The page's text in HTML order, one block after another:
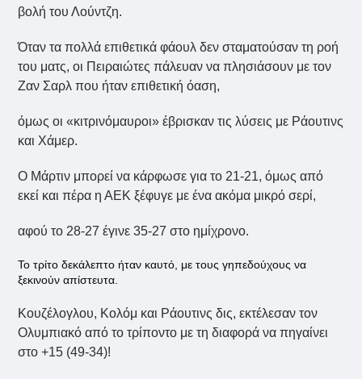
βολή του Λούντζη.
Όταν τα πολλά επιθετικά φάουλ δεν σταματούσαν τη ροή
του ματς, οι Πειραιώτες πάλευαν να πλησιάσουν με τον
Ζαν Σαρλ που ήταν επιθετική όαση,
όμως οι «κιτρινόμαυροι» έβρισκαν τις λύσεις με Ράουτινς
και Χάμερ.
Ο Μάρτιν μπορεί να κάρφωσε για το 21-21, όμως από
εκεί και πέρα η ΑΕΚ ξέφυγε με ένα ακόμα μικρό σερί,
αφού το 28-27 έγινε 35-27 στο ημίχρονο.
Το τρίτο δεκάλεπτο ήταν καυτό, με τους γηπεδούχους να
ξεκινούν απίστευτα.
Κουζέλογλου, Κολόμ και Ράουτινς δις, εκτέλεσαν τον
Ολυμπιακό από το τρίποντο με τη διαφορά να πηγαίνει
στο +15 (49-34)!